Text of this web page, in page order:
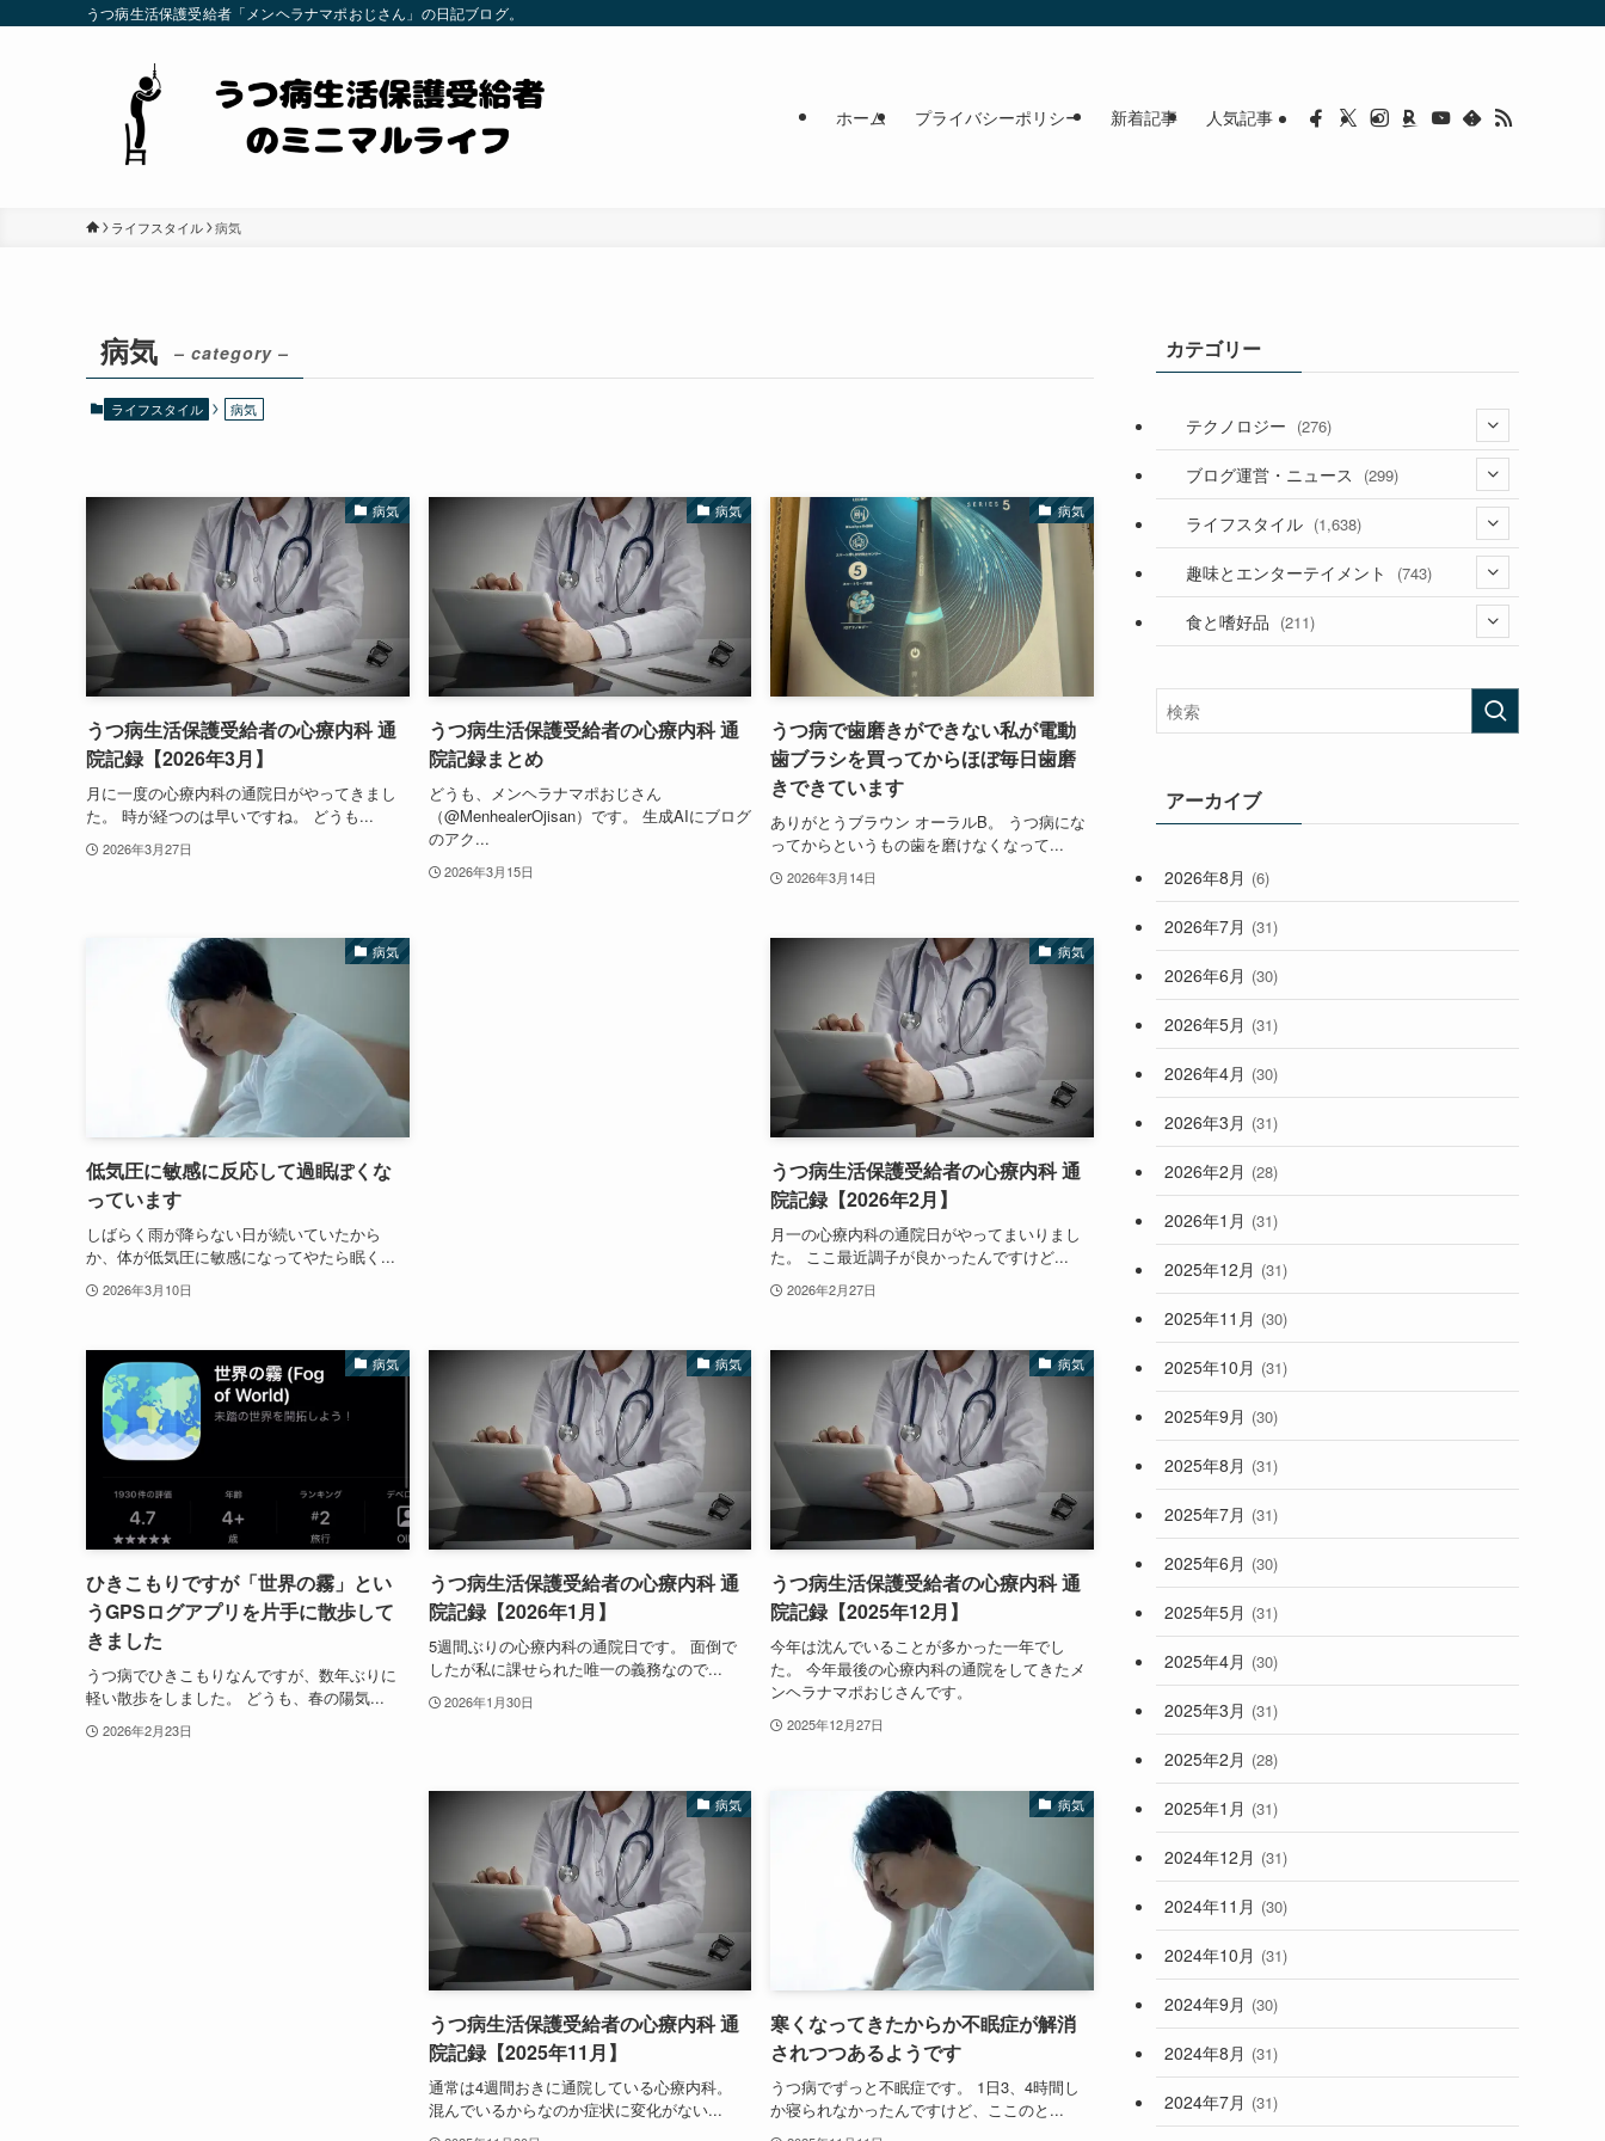
うつ病生活保護受給者「メンヘラナマポおじさん」の日記ブログ。
ホーム プライバシーポリシー 新着記事 人気記事
ライフスタイル 病気
病気 – category –
ライフスタイル 病気
病気
うつ病生活保護受給者の心療内科 通
院記録【2026年3月】
月に一度の心療内科の通院日がやってきまし
た。 時が経つのは早いですね。 どうも...
2026年3月27日
病気
うつ病生活保護受給者の心療内科 通
院記録まとめ
どうも、メンヘラナマポおじさん
（@MenhealerOjisan）です。 生成AIにブログ
のアク...
2026年3月15日
病気
うつ病で歯磨きができない私が電動
歯ブラシを買ってからほぼ毎日歯磨
きできています
ありがとうブラウン オーラルB。 うつ病にな
ってからというもの歯を磨けなくなって...
2026年3月14日
病気
低気圧に敏感に反応して過眠ぽくな
っています
しばらく雨が降らない日が続いていたから
か、体が低気圧に敏感になってやたら眠く...
2026年3月10日
病気
うつ病生活保護受給者の心療内科 通
院記録【2026年2月】
月一の心療内科の通院日がやってまいりまし
た。 ここ最近調子が良かったんですけど...
2026年2月27日
病気
ひきこもりですが「世界の霧」とい
うGPSログアプリを片手に散歩して
きました
うつ病でひきこもりなんですが、数年ぶりに
軽い散歩をしました。 どうも、春の陽気...
2026年2月23日
病気
うつ病生活保護受給者の心療内科 通
院記録【2026年1月】
5週間ぶりの心療内科の通院日です。 面倒で
したが私に課せられた唯一の義務なので...
2026年1月30日
病気
うつ病生活保護受給者の心療内科 通
院記録【2025年12月】
今年は沈んでいることが多かった一年でし
た。 今年最後の心療内科の通院をしてきたメ
ンヘラナマポおじさんです。
2025年12月27日
病気
うつ病生活保護受給者の心療内科 通
院記録【2025年11月】
通常は4週間おきに通院している心療内科。
混んでいるからなのか症状に変化がない...
病気
寒くなってきたからか不眠症が解消
されつつあるようです
うつ病でずっと不眠症です。 1日3、4時間し
か寝られなかったんですけど、ここのと...
カテゴリー
テクノロジー (276)
(36)
(187)
(53)
ブログ運営・ニュース (299)
(118)
(181)
ライフスタイル (1,638)
(394)
(282)
(33)
(248)
趣味とエンターテイメント (743)
(56)
(473)
食と嗜好品 (211)
アーカイブ
2026年8月 (6)
2026年7月 (31)
2026年6月 (30)
2026年5月 (31)
2026年4月 (30)
2026年3月 (31)
2026年2月 (28)
2026年1月 (31)
2025年12月 (31)
2025年11月 (30)
2025年10月 (31)
2025年9月 (30)
2025年8月 (31)
2025年7月 (31)
2025年6月 (30)
2025年5月 (31)
2025年4月 (30)
2025年3月 (31)
2025年2月 (28)
2025年1月 (31)
2024年12月 (31)
2024年11月 (30)
2024年10月 (31)
2024年9月 (30)
2024年8月 (31)
2024年7月 (31)